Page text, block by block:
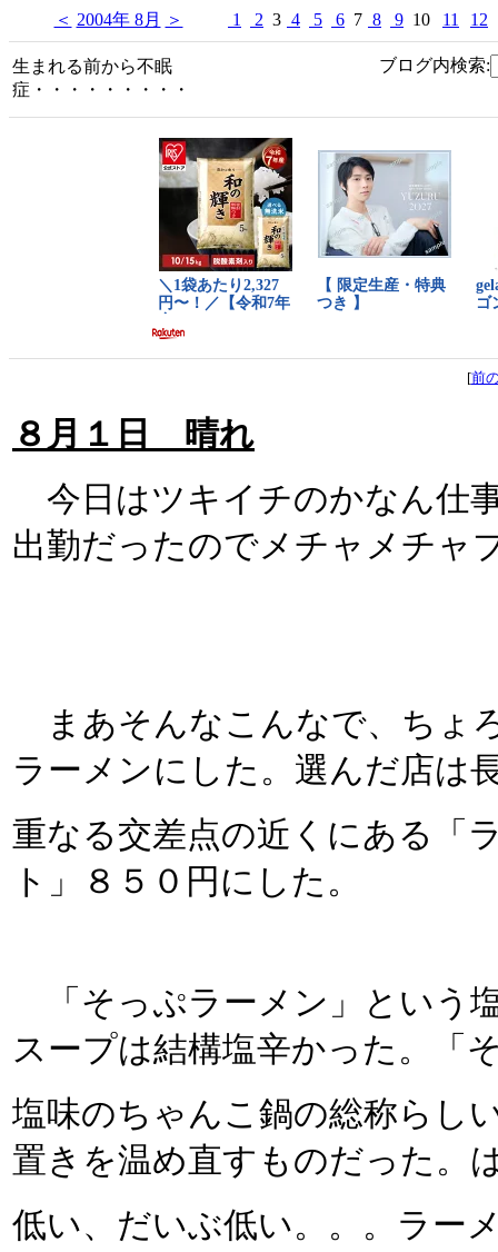
＜ 2004年 8月 ＞ 1 2 3 4 5 6 7 8 9 10 11 12
生まれる前から不眠
症・・・・・・・・・
ブログ内検索:
[前
８月１日 晴れ
今日はツキイチのかなん仕
出勤だったのでメチャメチャ
まあそんなこんなで、ちょ
ラーメンにした。選んだ店は
重なる交差点の近くにある
ト」８５０円にした。
「そっぷラーメン」という
スープは結構塩辛かった。「
塩味のちゃんこ鍋の総称らし
置きを温め直すものだった。
低い、だいぶ低い。。。ラー